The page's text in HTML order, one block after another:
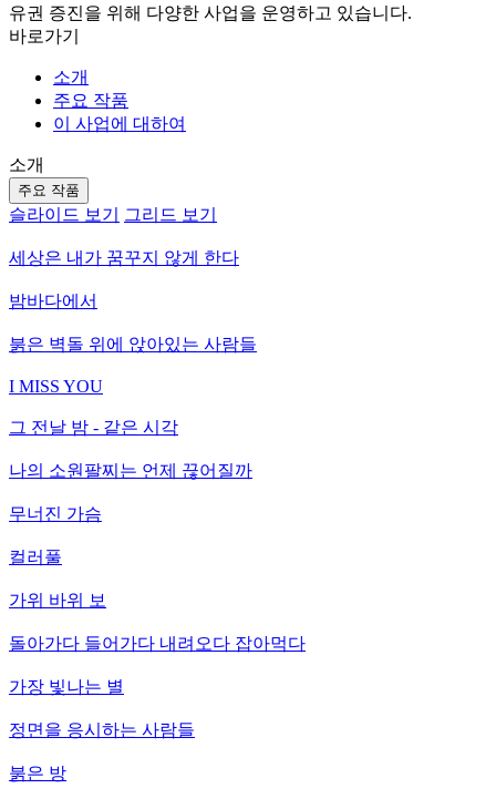
유권 증진을 위해 다양한 사업을 운영하고 있습니다.
바로가기
소개
주요 작품
이 사업에 대하여
소개
주요 작품
슬라이드 보기 그리드 보기
세상은 내가 꿈꾸지 않게 한다
밤바다에서
붉은 벽돌 위에 앉아있는 사람들
I MISS YOU
그 전날 밤 - 같은 시각
나의 소원팔찌는 언제 끊어질까
무너진 가슴
컬러풀
가위 바위 보
돌아가다 들어가다 내려오다 잡아먹다
가장 빛나는 별
정면을 응시하는 사람들
붉은 방